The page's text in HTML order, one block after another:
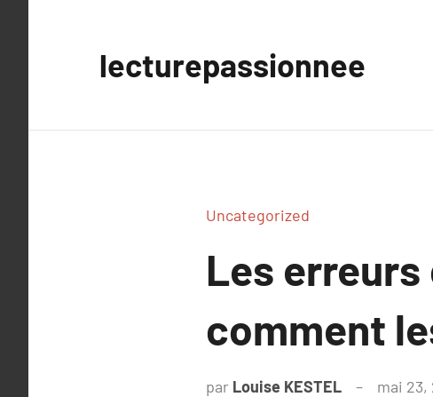
lecturepassionnee
Uncategorized
Les
comment
par Louise KESTEL mai 23,